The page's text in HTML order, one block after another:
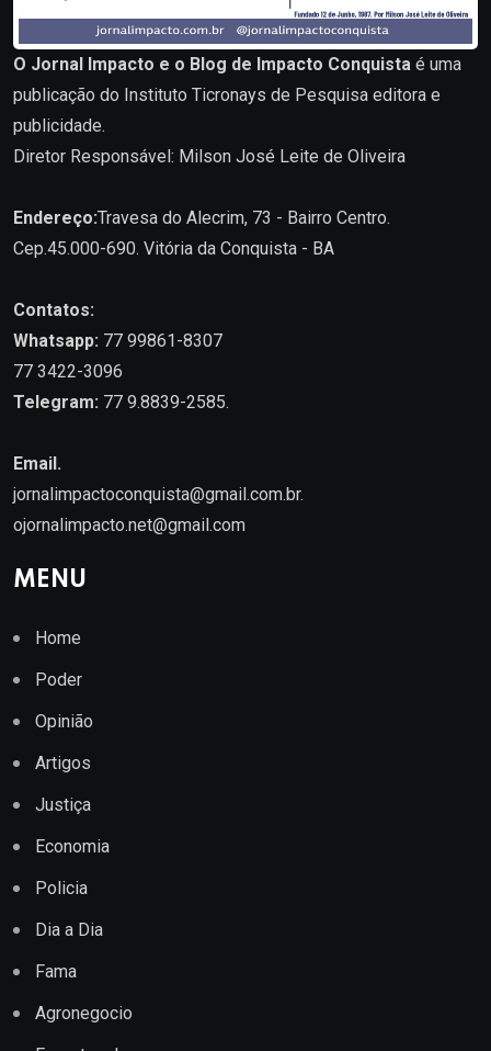
O Jornal Impacto e o Blog de Impacto Conquista é uma
publicação do Instituto Ticronays de Pesquisa editora e
publicidade.
Diretor Responsável: Milson José Leite de Oliveira
Endereço:Travesa do Alecrim, 73 - Bairro Centro.
Cep.45.000-690. Vitória da Conquista - BA
Contatos:
Whatsapp: 77 99861-8307
77 3422-3096
Telegram: 77 9.8839-2585.
Email.
jornalimpactoconquista@gmail.com.br.
ojornalimpacto.net@gmail.com
MENU
Home
Poder
Opinião
Artigos
Justiça
Economia
Policia
Dia a Dia
Fama
Agronegocio